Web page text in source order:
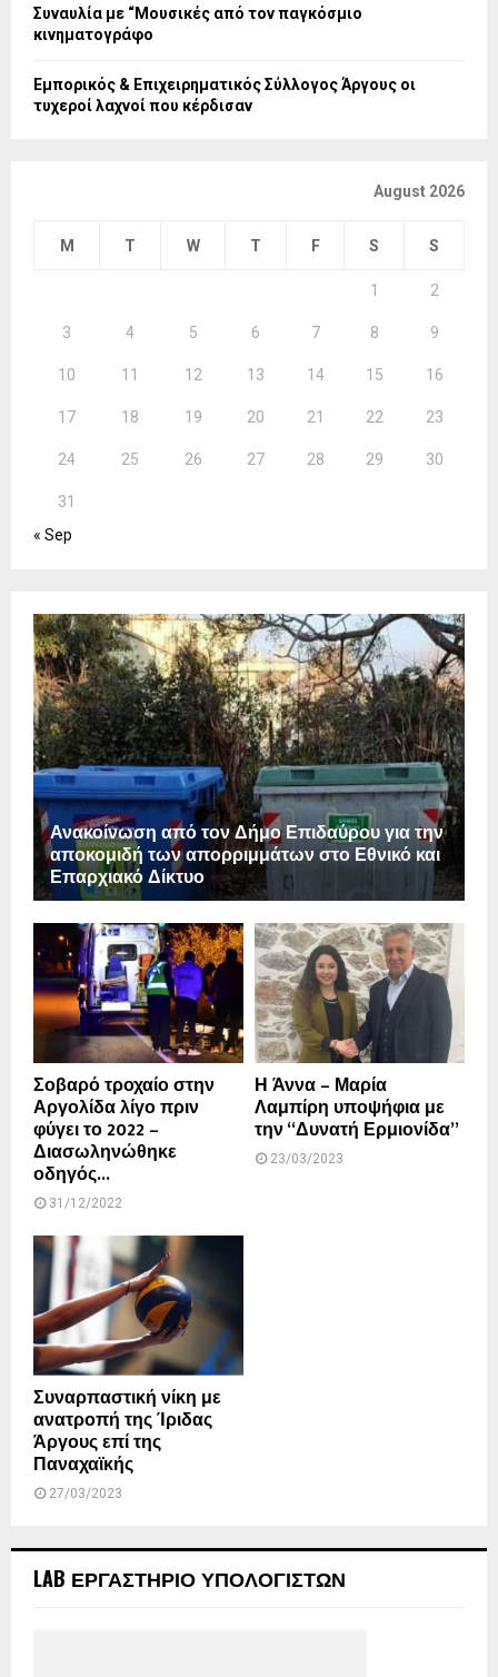
Συναυλία με “Μουσικές από τον παγκόσμιο
κινηματογράφο
Εμπορικός & Επιχειρηματικός Σύλλογος Άργους οι
τυχεροί λαχνοί που κέρδισαν
August 2026
M T W T F S S
1 2
3 4 5 6 7 8 9
10 11 12 13 14 15 16
17 18 19 20 21 22 23
24 25 26 27 28 29 30
31
« Sep
Ανακοίνωση από τον Δήμο Επιδαύρου για την
αποκομιδή των απορριμμάτων στο Εθνικό και
Επαρχιακό Δίκτυο
Σοβαρό τροχαίο στην
Αργολίδα λίγο πριν
φύγει το 2022 –
Διασωληνώθηκε
οδηγός...
31/12/2022
Η Άννα – Μαρία
Λαμπίρη υποψήφια με
την “Δυνατή Ερμιονίδα”
23/03/2023
Συναρπαστική νίκη με
ανατροπή της Ίριδας
Άργους επί της
Παναχαϊκής
27/03/2023
LAB ΕΡΓΑΣΤΗΡΙΟ ΥΠΟΛΟΓΙΣΤΩΝ